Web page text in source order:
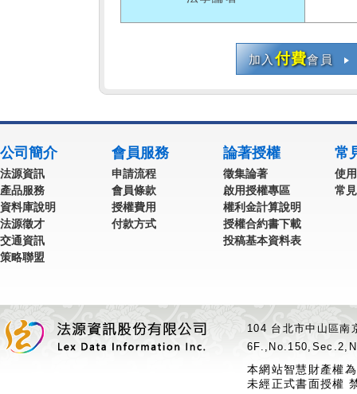
加入付費會員
公司簡介
法源資訊
產品服務
資料庫說明
法源徵才
交通資訊
策略聯盟
會員服務
申請流程
會員條款
授權費用
付款方式
論著授權
徵集論著
啟用授權專區
權利金計算說明
授權合約書下載
投稿基本資料表
常
使
常
104 台北市中山區
本網站智慧財產權
未經正式書面授權